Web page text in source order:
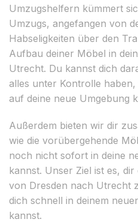
Umzugshelfern kümmert
Umzugs, angefangen von
Habseligkeiten über den
Aufbau deiner Möbel in
Utrecht. Du kannst dich
alles unter Kontrolle
auf deine neue Umgebung
Außerdem bieten wir dir
wie die vorübergehende
noch nicht sofort in deine
kannst. Unser Ziel ist es,
von Dresden nach Utrecht
dich schnell in deinem
kannst.